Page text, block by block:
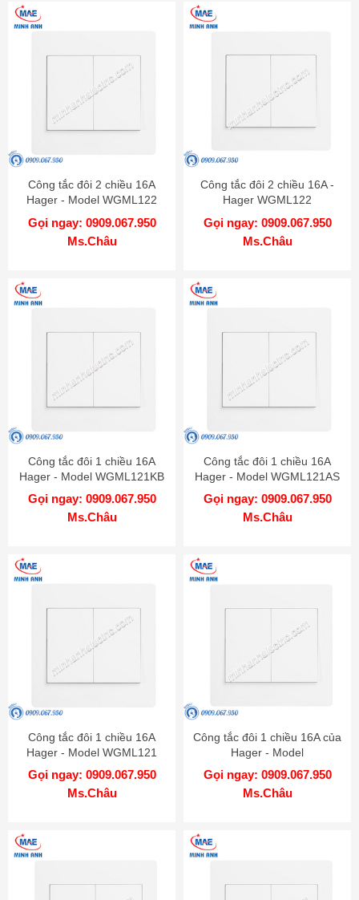
Công tắc đôi 2 chiều 16A
Hager - Model WGML122
Gọi ngay: 0909.067.950
Ms.Châu
Công tắc đôi 2 chiều 16A -
Hager WGML122
Gọi ngay: 0909.067.950
Ms.Châu
Công tắc đôi 1 chiều 16A
Hager - Model WGML121KB
Gọi ngay: 0909.067.950
Ms.Châu
Công tắc đôi 1 chiều 16A
Hager - Model WGML121AS
Gọi ngay: 0909.067.950
Ms.Châu
Công tắc đôi 1 chiều 16A
Hager - Model WGML121
Gọi ngay: 0909.067.950
Ms.Châu
Công tắc đôi 1 chiều 16A của
Hager - Model
WGML121PKB
Gọi ngay: 0909.067.950
Ms.Châu